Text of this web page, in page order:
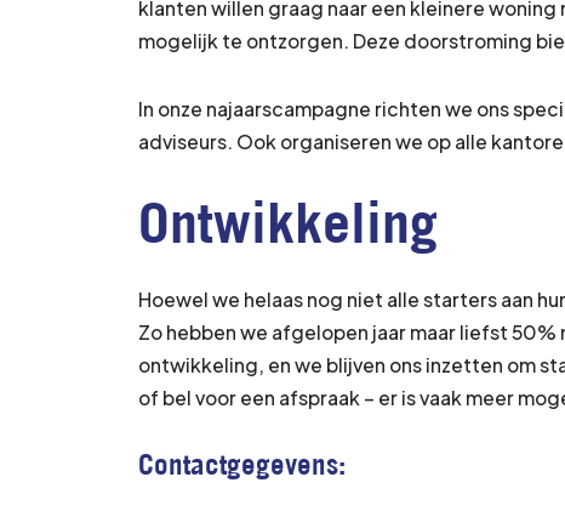
klanten willen graag naar een kleinere
mogelijk te ontzorgen. Deze doorstroming
In onze najaarscampagne richten we ons
adviseurs. Ook organiseren we op alle
Ontwikkeling
Hoewel we helaas nog niet alle starters aan
Zo hebben we afgelopen jaar maar liefst
ontwikkeling, en we blijven ons inzetten om
of bel voor een afspraak – er is vaak meer
Contactgegevens: